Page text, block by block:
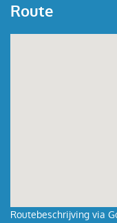
Route
Routebeschrijving via